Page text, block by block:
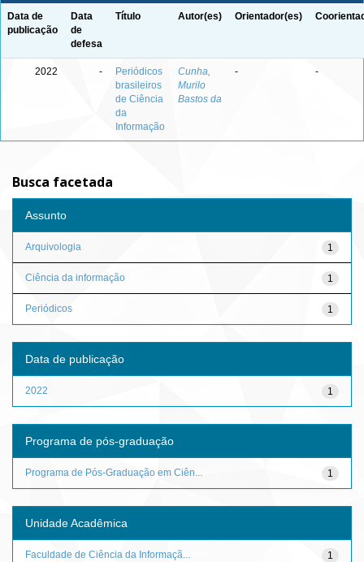
Data de
publicação
Data
de
defesa
Título Autor(es) Orientador(es)
2022 -
Periódicos
brasileiros
de Ciência
da
Informação
Cunha,
Murilo
Bastos da
- -
Busca facetada
Assunto
1
Arquivologia
1
Ciência da informação
1
Periódicos
Data de publicação
1
2022
Programa de pós-graduação
1
Programa de Pós-Graduação em Ciên...
Unidade Acadêmica
1
Faculdade de Ciência da Informaçã...